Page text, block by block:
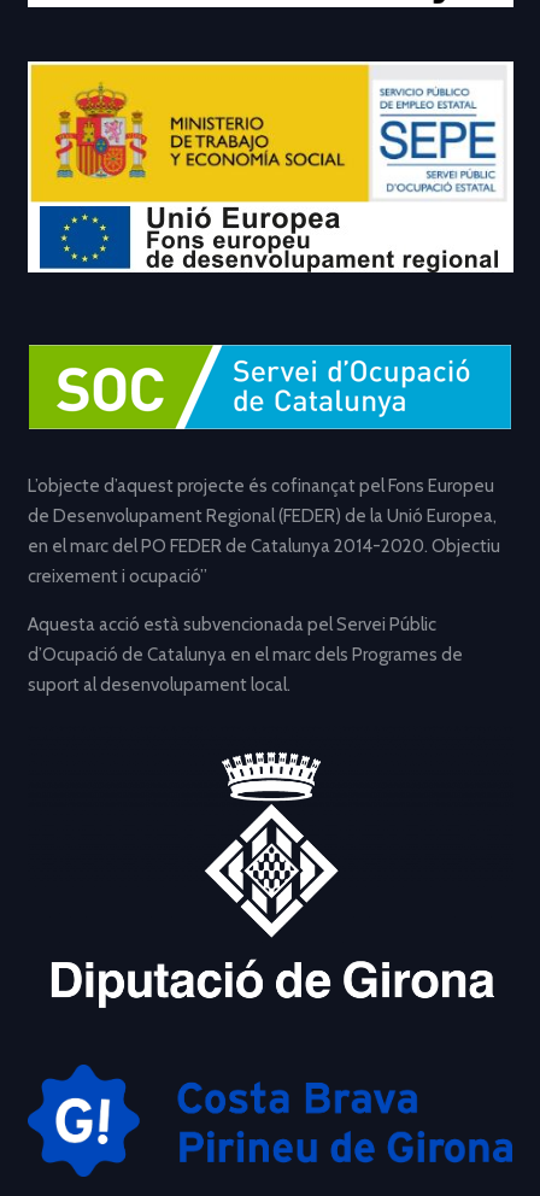
L’objecte d’aquest projecte és cofinançat pel Fons Europeu
de Desenvolupament Regional (FEDER) de la Unió Europea,
en el marc del PO FEDER de Catalunya 2014-2020. Objectiu
creixement i ocupació”
Aquesta acció està subvencionada pel Servei Públic
d’Ocupació de Catalunya en el marc dels Programes de
suport al desenvolupament local.